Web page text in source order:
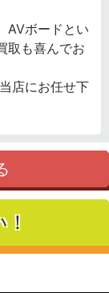
AVボードとい
取も喜んでお
店にお任せ下